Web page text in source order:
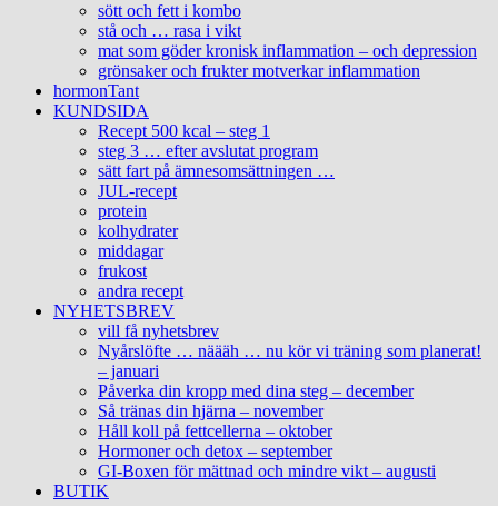
sött och fett i kombo
stå och … rasa i vikt
mat som göder kronisk inflammation – och depression
grönsaker och frukter motverkar inflammation
hormonTant
KUNDSIDA
Recept 500 kcal – steg 1
steg 3 … efter avslutat program
sätt fart på ämnesomsättningen …
JUL-recept
protein
kolhydrater
middagar
frukost
andra recept
NYHETSBREV
vill få nyhetsbrev
Nyårslöfte … näääh … nu kör vi träning som planerat!
– januari
Påverka din kropp med dina steg – december
Så tränas din hjärna – november
Håll koll på fettcellerna – oktober
Hormoner och detox – september
GI-Boxen för mättnad och mindre vikt – augusti
BUTIK